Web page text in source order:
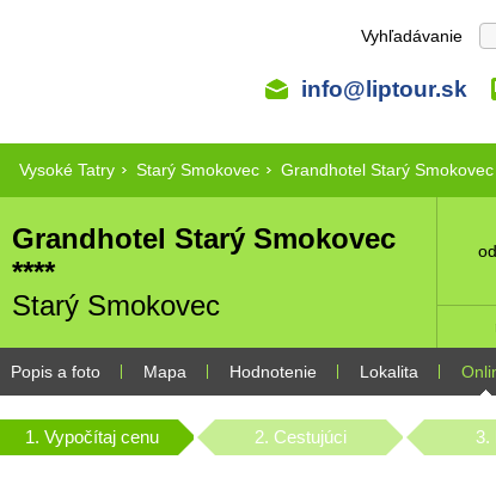
Vyhľadávanie
info@liptour.sk
Vysoké Tatry Starý Smokovec Grandhotel Starý Smokovec
Grandhotel Starý Smokovec
****
Starý Smokovec
Popis a foto Mapa Hodnotenie Lokalita
1. Vypočítaj cenu 2. Cestujúci 3.